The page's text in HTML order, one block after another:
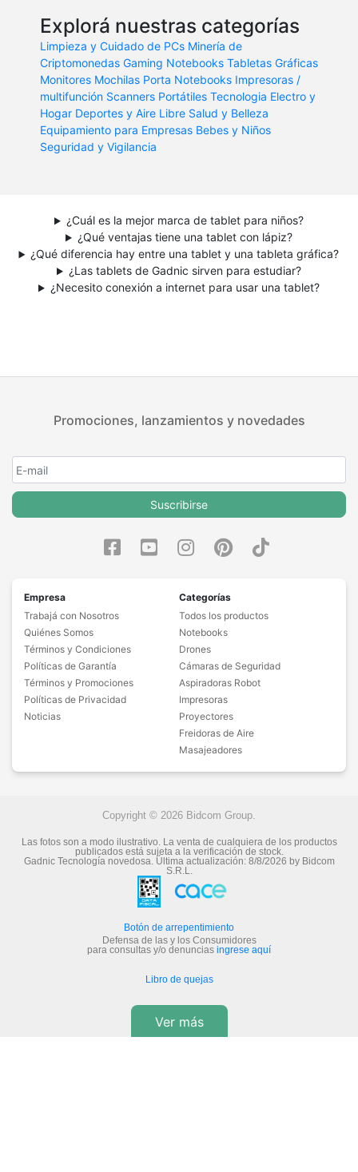
Explorá nuestras categorías
Limpieza y Cuidado de PCs Minería de
Criptomonedas Gaming Notebooks Tabletas Gráficas
Monitores Mochilas Porta Notebooks Impresoras /
multifunción Scanners Portátiles Tecnologia Electro y
Hogar Deportes y Aire Libre Salud y Belleza
Equipamiento para Empresas Bebes y Niños
Seguridad y Vigilancia
¿Cuál es la mejor marca de tablet para niños?
¿Qué ventajas tiene una tablet con lápiz?
¿Qué diferencia hay entre una tablet y una tableta gráfica?
¿Las tablets de Gadnic sirven para estudiar?
¿Necesito conexión a internet para usar una tablet?
Promociones, lanzamientos y novedades
Suscribirse
Empresa
Trabajá con Nosotros
Quiénes Somos
Términos y Condiciones
Políticas de Garantía
Términos y Promociones
Políticas de Privacidad
Noticias
Categorías
Todos los productos
Notebooks
Drones
Cámaras de Seguridad
Aspiradoras Robot
Impresoras
Proyectores
Freidoras de Aire
Masajeadores
Copyright © 2026 Bidcom Group.
Las fotos son a modo ilustrativo. La venta de cualquiera de los productos
publicados está sujeta a la verificación de stock.
Gadnic Tecnología novedosa.Última actualización: 8/8/2026 by Bidcom
S.R.L.
Botón de arrepentimiento
Defensa de las y los Consumidores
para consultas y/o denuncias ingrese aquí
Libro de quejas
Ver más